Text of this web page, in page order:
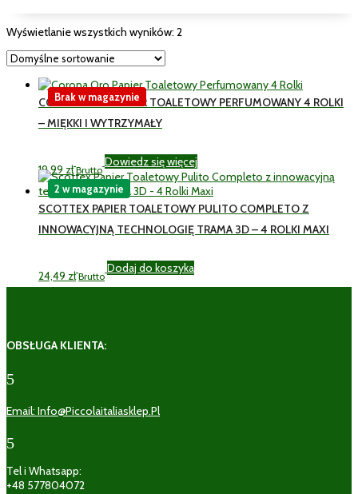
Wyświetlanie wszystkich wyników: 2
CORONA ORO PAPIER TOALETOWY PERFUMOWANY 4 ROLKI
– MIĘKKI I WYTRZYMAŁY
19,99 zł Brutto
Dowiedz się więcej
Brak w magazynie
SCOTTEX PAPIER TOALETOWY PULITO COMPLETO Z
INNOWACYJNĄ TECHNOLOGIĘ TRAMA 3D – 4 ROLKI MAXI
24,49 zł Brutto
Dodaj do koszyka
2 w magazynie
OBSŁUGA KLIENTA:
5
Email: Info@piccolaitaliasklep.pl
5
Tel i Whatsapp:
+48 577804072